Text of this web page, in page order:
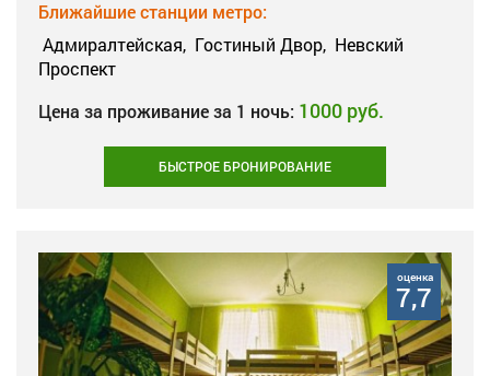
Ближайшие станции метро:
Адмиралтейская, Гостиный Двор, Невский
Проспект
Цена за проживание за 1 ночь: 1000 руб.
БЫСТРОЕ БРОНИРОВАНИЕ
оценка
7,7